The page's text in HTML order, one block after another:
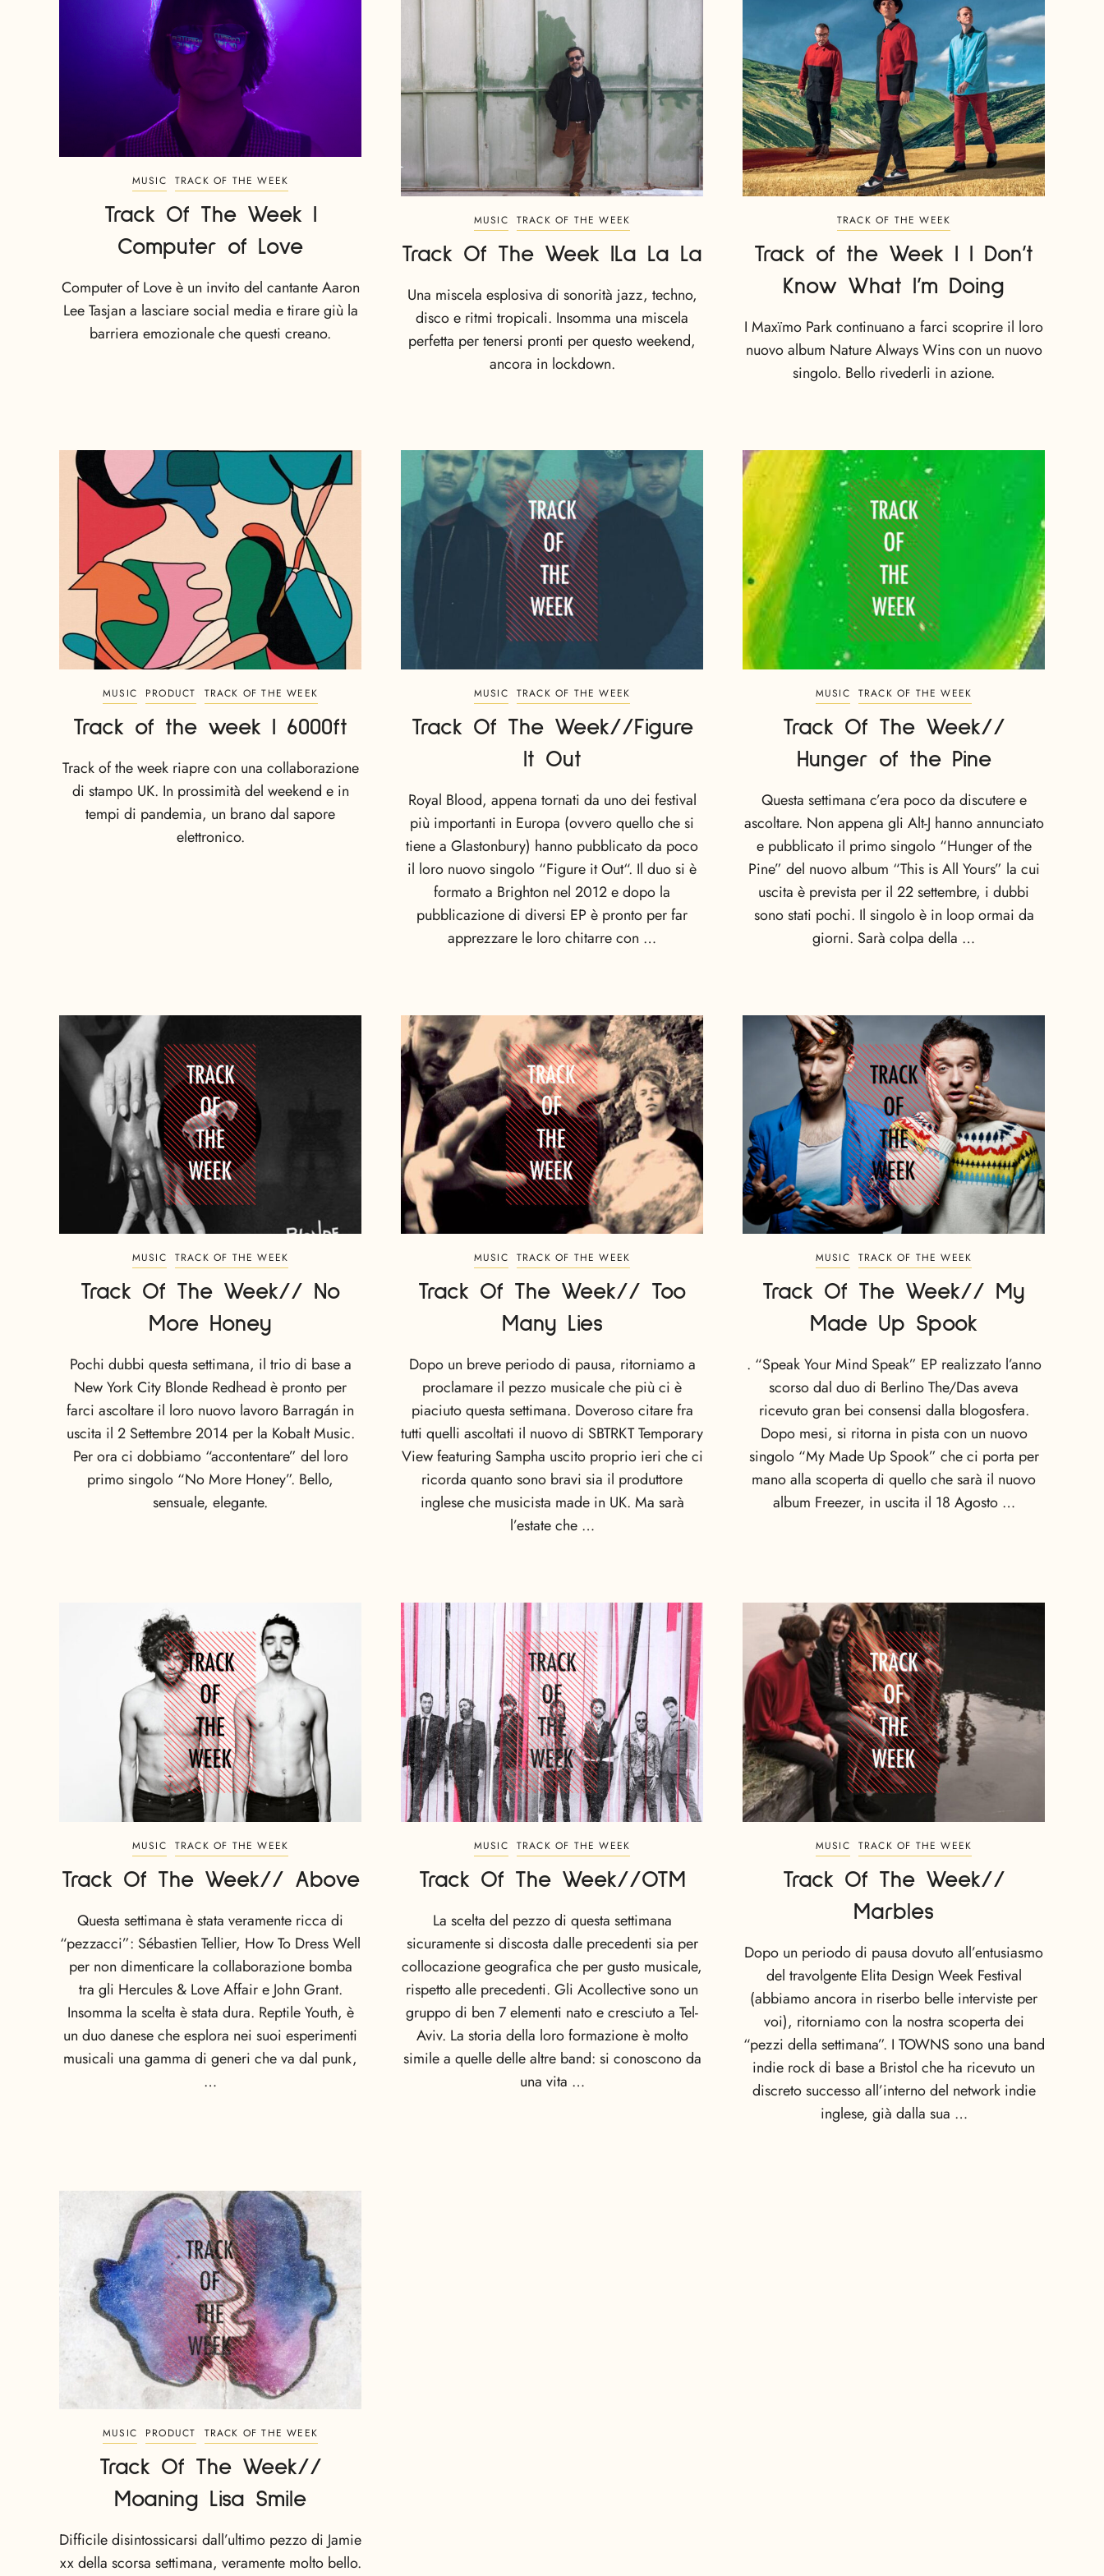
MUSIC TRACK OF THE WEEK
Track Of The Week |
Computer of Love
Computer of Love è un invito del cantante Aaron
Lee Tasjan a lasciare social media e tirare giù la
barriera emozionale che questi creano.
MUSIC TRACK OF THE WEEK
Track Of The Week |La La La
Una miscela esplosiva di sonorità jazz, techno,
disco e ritmi tropicali. Insomma una miscela
perfetta per tenersi pronti per questo weekend,
ancora in lockdown.
TRACK OF THE WEEK
Track of the Week | I Don’t
Know What I’m Doing
I Maxïmo Park continuano a farci scoprire il loro
nuovo album Nature Always Wins con un nuovo
singolo. Bello rivederli in azione.
MUSIC PRODUCT TRACK OF THE WEEK
Track of the week | 6000ft
Track of the week riapre con una collaborazione
di stampo UK. In prossimità del weekend e in
tempi di pandemia, un brano dal sapore
elettronico.
MUSIC TRACK OF THE WEEK
Track Of The Week//Figure
It Out
Royal Blood, appena tornati da uno dei festival
più importanti in Europa (ovvero quello che si
tiene a Glastonbury) hanno pubblicato da poco
il loro nuovo singolo “Figure it Out“. Il duo si è
formato a Brighton nel 2012 e dopo la
pubblicazione di diversi EP è pronto per far
apprezzare le loro chitarre con …
MUSIC TRACK OF THE WEEK
Track Of The Week//
Hunger of the Pine
Questa settimana c’era poco da discutere e
ascoltare. Non appena gli Alt-J hanno annunciato
e pubblicato il primo singolo “Hunger of the
Pine” del nuovo album “This is All Yours” la cui
uscita è prevista per il 22 settembre, i dubbi
sono stati pochi. Il singolo è in loop ormai da
giorni. Sarà colpa della …
MUSIC TRACK OF THE WEEK
Track Of The Week// No
More Honey
Pochi dubbi questa settimana, il trio di base a
New York City Blonde Redhead è pronto per
farci ascoltare il loro nuovo lavoro Barragán in
uscita il 2 Settembre 2014 per la Kobalt Music.
Per ora ci dobbiamo “accontentare” del loro
primo singolo “No More Honey”. Bello,
sensuale, elegante.
MUSIC TRACK OF THE WEEK
Track Of The Week// Too
Many Lies
Dopo un breve periodo di pausa, ritorniamo a
proclamare il pezzo musicale che più ci è
piaciuto questa settimana. Doveroso citare fra
tutti quelli ascoltati il nuovo di SBTRKT Temporary
View featuring Sampha uscito proprio ieri che ci
ricorda quanto sono bravi sia il produttore
inglese che musicista made in UK. Ma sarà
l’estate che …
MUSIC TRACK OF THE WEEK
Track Of The Week// My
Made Up Spook
. “Speak Your Mind Speak” EP realizzato l’anno
scorso dal duo di Berlino The/Das aveva
ricevuto gran bei consensi dalla blogosfera.
Dopo mesi, si ritorna in pista con un nuovo
singolo “My Made Up Spook” che ci porta per
mano alla scoperta di quello che sarà il nuovo
album Freezer, in uscita il 18 Agosto …
MUSIC TRACK OF THE WEEK
Track Of The Week// Above
Questa settimana è stata veramente ricca di
“pezzacci”: Sébastien Tellier, How To Dress Well
per non dimenticare la collaborazione bomba
tra gli Hercules & Love Affair e John Grant.
Insomma la scelta è stata dura. Reptile Youth, è
un duo danese che esplora nei suoi esperimenti
musicali una gamma di generi che va dal punk,
…
MUSIC TRACK OF THE WEEK
Track Of The Week//OTM
La scelta del pezzo di questa settimana
sicuramente si discosta dalle precedenti sia per
collocazione geografica che per gusto musicale,
rispetto alle precedenti. Gli Acollective sono un
gruppo di ben 7 elementi nato e cresciuto a Tel-
Aviv. La storia della loro formazione è molto
simile a quelle delle altre band: si conoscono da
una vita …
MUSIC TRACK OF THE WEEK
Track Of The Week//
Marbles
Dopo un periodo di pausa dovuto all’entusiasmo
del travolgente Elita Design Week Festival
(abbiamo ancora in riserbo belle interviste per
voi), ritorniamo con la nostra scoperta dei
“pezzi della settimana”. I TOWNS sono una band
indie rock di base a Bristol che ha ricevuto un
discreto successo all’interno del network indie
inglese, già dalla sua …
MUSIC PRODUCT TRACK OF THE WEEK
Track Of The Week//
Moaning Lisa Smile
Difficile disintossicarsi dall’ultimo pezzo di Jamie
xx della scorsa settimana, veramente molto bello.